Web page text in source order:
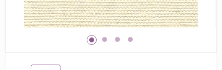
Prima Italiana
Rasch